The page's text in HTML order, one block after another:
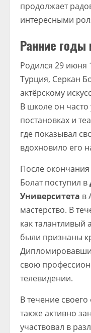
продолжает
интересными
Ранние годы
Родился 29 июня
Турция, Серкан
актёрскому
В школе он
постановках и
где показывал
вдохновило его
После
Болат поступил в
Университета в
мастерство. В
как талантливый
были признаны
свою
телевидении.
В течение
также активно
участвовал в